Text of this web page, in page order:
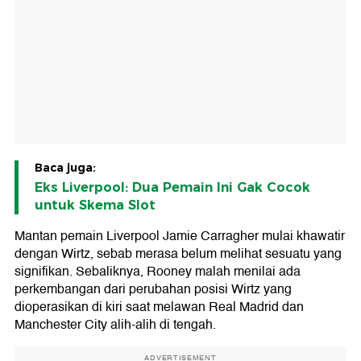
Baca juga:
Eks Liverpool: Dua Pemain Ini Gak Cocok
untuk Skema Slot
Mantan pemain Liverpool Jamie Carragher mulai khawatir
dengan Wirtz, sebab merasa belum melihat sesuatu yang
signifikan. Sebaliknya, Rooney malah menilai ada
perkembangan dari perubahan posisi Wirtz yang
dioperasikan di kiri saat melawan Real Madrid dan
Manchester City alih-alih di tengah.
ADVERTISEMENT